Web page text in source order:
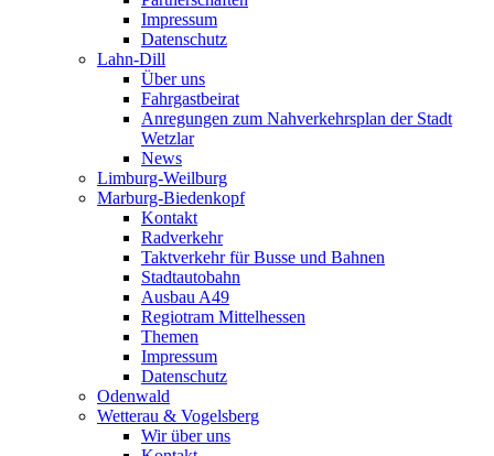
Impressum
Datenschutz
Lahn-Dill
Über uns
Fahrgastbeirat
Anregungen zum Nahverkehrsplan der Stadt
Wetzlar
News
Limburg-Weilburg
Marburg-Biedenkopf
Kontakt
Radverkehr
Taktverkehr für Busse und Bahnen
Stadtautobahn
Ausbau A49
Regiotram Mittelhessen
Themen
Impressum
Datenschutz
Odenwald
Wetterau & Vogelsberg
Wir über uns